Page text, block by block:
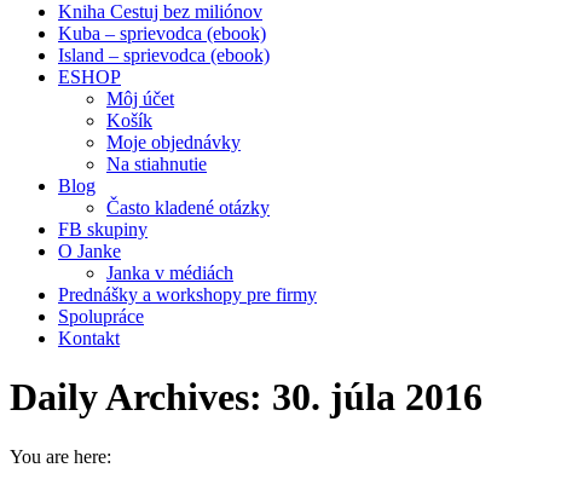
Kniha Cestuj bez miliónov
Kuba – sprievodca (ebook)
Island – sprievodca (ebook)
ESHOP
Môj účet
Košík
Moje objednávky
Na stiahnutie
Blog
Často kladené otázky
FB skupiny
O Janke
Janka v médiách
Prednášky a workshopy pre firmy
Spolupráce
Kontakt
Daily Archives: 30. júla 2016
You are here: